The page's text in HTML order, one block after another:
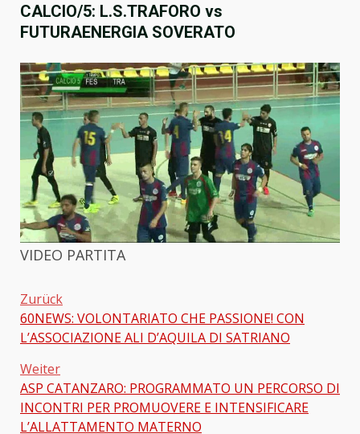
CALCIO/5: L.S.TRAFORO vs
FUTURAENERGIA SOVERATO
VIDEO PARTITA
Beitragsnavigation
Zurück
60NEWS: VOLONTARIATO CHE PASSIONE! CON
L’ASSOCIAZIONE ALI D’AQUILA DI SATRIANO
Weiter
ASP CATANZARO: PROGRAMMATO UN PERCORSO DI
INCONTRI PER PROMUOVERE E INTENSIFICARE
L’ALLATTAMENTO MATERNO